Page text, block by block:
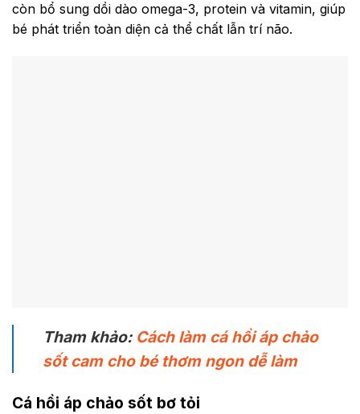
còn bổ sung dồi dào omega-3, protein và vitamin, giúp
bé phát triển toàn diện cả thể chất lẫn trí não.
Tham khảo: Cách làm cá hồi áp chảo
sốt cam cho bé thơm ngon dễ làm
Cá hồi áp chảo sốt bơ tỏi